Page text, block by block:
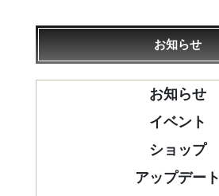
お知らせ
お知らせ
イベント
ショップ
アップデート